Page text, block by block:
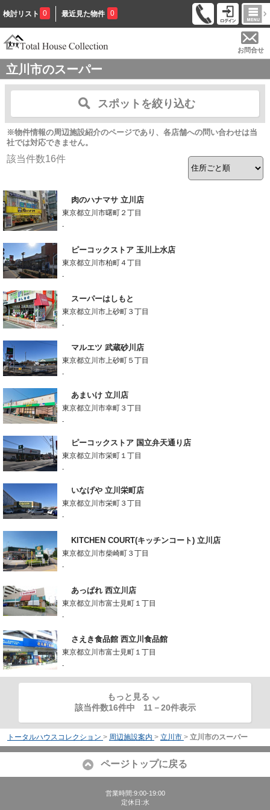
検討リスト 0 最近見た物件 0
お問合せ
立川市のスーパー
スポットを絞り込む
※物件情報の周辺施設紹介のページであり、各店舗への問い合わせは当
社では対応できません。
該当件数16件
肉のハナマサ 立川店
東京都立川市曙町２丁目
-
ピーコックストア 玉川上水店
東京都立川市柏町４丁目
-
スーパーはしもと
東京都立川市上砂町３丁目
-
マルエツ 武蔵砂川店
東京都立川市上砂町５丁目
-
あまいけ 立川店
東京都立川市幸町３丁目
-
ピーコックストア 国立弁天通り店
東京都立川市栄町１丁目
-
いなげや 立川栄町店
東京都立川市栄町３丁目
-
KITCHEN COURT(キッチンコート) 立川店
東京都立川市柴崎町３丁目
-
あっぱれ 西立川店
東京都立川市富士見町１丁目
-
さえき食品館 西立川食品館
東京都立川市富士見町１丁目
-
もっと見る
該当件数16件中 11 －20件表示
トータルハウスコレクション > 周辺施設案内 > 立川市 > 立川市のスーパー
ページトップに戻る
営業時間:9:00-19:00
定休日:水